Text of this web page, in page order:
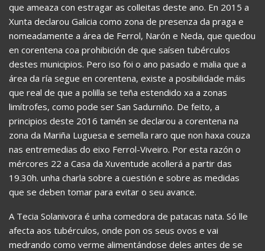
que ameaza con estragar as colleitas deste ano. En 2015 a
Xunta declarou Galicia como zona de presenza da praga e
nomeadamente a área de Ferrol, Narón e Neda, que quedou
en corentena coa prohibición de que saísen tubérculos
destes municipios. Pero iso foi o ano pasado e malia que a
área da ría segue en corentena, existe a posibilidade máis
que real de que a polilla se teña estendido xa a zonas
limítrofes, como pode ser San Sadurniño. De feito, a
principios deste 2016 tamén se declarou a corentena na
zona da Mariña Luguesa e semella raro que non haxa couza
nas entremedias do eixo Ferrol-Viveiro. Por esta razón o
mércores 22 a Casa da Xuventude acollerá a partir das
19.30h. unha charla sobre a cuestión e sobre as medidas
que se deben tomar para evitar o seu avance.
A Tecia Solanivora é unha comedora de patacas nata. Só lle
afecta aos tubérculos, onde pon os seus ovos e vai
medrando como verme alimentándose deles antes de se